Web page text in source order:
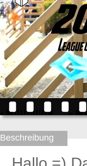
Beschreibung